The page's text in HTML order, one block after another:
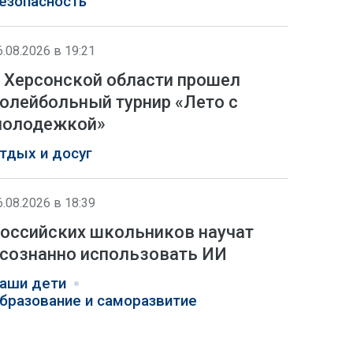
в 19:21
Херсонской области прошел
турнир «Лето с
и досуг
в 18:39
школьников научат
использовать ИИ
дети
и саморазвитие